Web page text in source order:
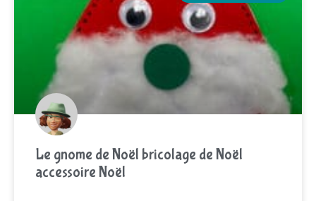
Le gnome de Noël bricolage de Noël
accessoire Noël